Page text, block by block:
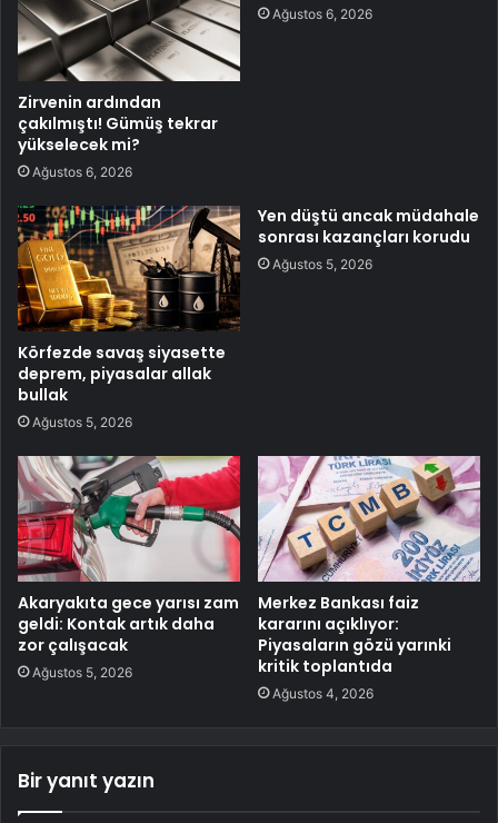
Zirvenin ardından
çakılmıştı! Gümüş tekrar
yükselecek mi?
Ağustos 6, 2026
Ağustos 6, 2026
Körfezde savaş siyasette
deprem, piyasalar allak
bullak
Ağustos 5, 2026
Yen düştü ancak müdahale
sonrası kazançları korudu
Ağustos 5, 2026
Akaryakıta gece yarısı zam
geldi: Kontak artık daha
zor çalışacak
Ağustos 5, 2026
Merkez Bankası faiz
kararını açıklıyor:
Piyasaların gözü yarınki
kritik toplantıda
Ağustos 4, 2026
Bir yanıt yazın